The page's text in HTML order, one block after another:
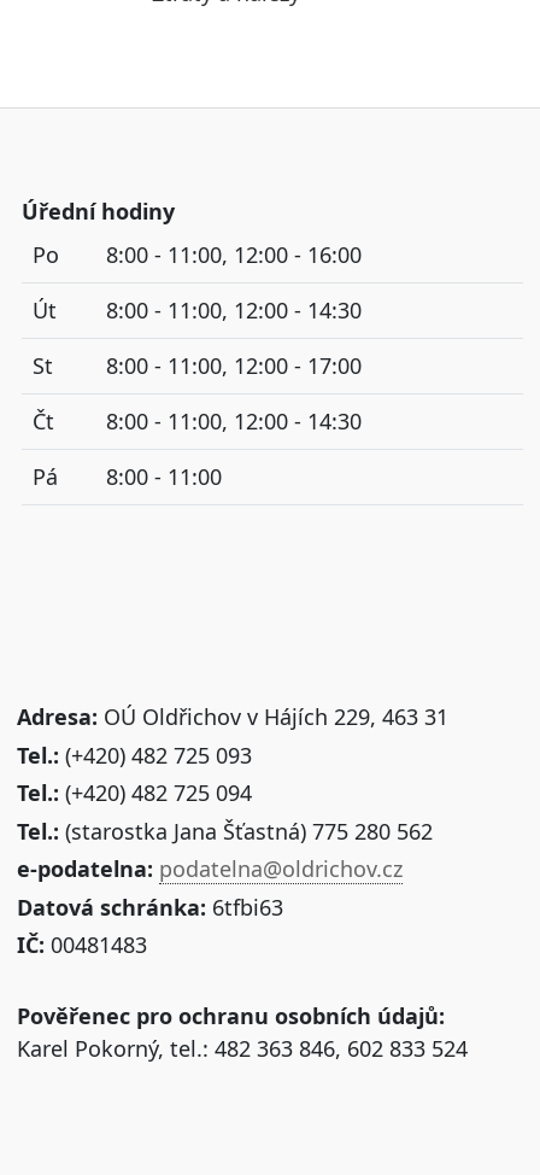
Úřední hodiny
Po
8:00 - 11:00, 12:00 - 16:00
Út
8:00 - 11:00, 12:00 - 14:30
St
8:00 - 11:00, 12:00 - 17:00
Čt
8:00 - 11:00, 12:00 - 14:30
Pá
8:00 - 11:00
Adresa: OÚ Oldřichov v Hájích 229, 463 31
Tel.: (+420) 482 725 093
Tel.: (+420) 482 725 094
Tel.: (starostka Jana Šťastná) 775 280 562
e-podatelna: podatelna@oldrichov.cz
Datová schránka: 6tfbi63
IČ: 00481483
Pověřenec pro ochranu osobních údajů:
Karel Pokorný, tel.: 482 363 846, 602 833 524